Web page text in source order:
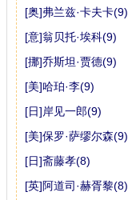
[奥]弗兰兹·卡夫卡(9)
[意]翁贝托·埃科(9)
[挪]乔斯坦·贾德(9)
[美]哈珀·李(9)
[日]岸见一郎(9)
[美]保罗·萨缪尔森(9)
[日]斋藤孝(8)
[英]阿道司·赫胥黎(8)